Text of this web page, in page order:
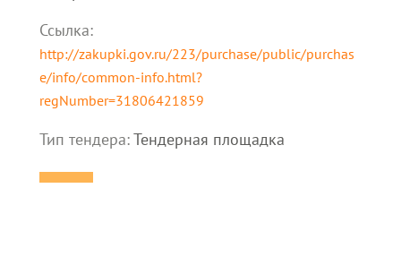
Ссылка:
http://zakupki.gov.ru/223/purchase/public/purchas
e/info/common-info.html?
regNumber=31806421859
Тип тендера:Тендерная площадка